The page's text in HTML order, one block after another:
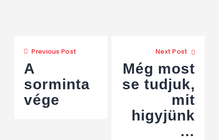
Previous Post
A
sorminta
vége
Next Post
Még most
se tudjuk,
mit
higyjünk
…